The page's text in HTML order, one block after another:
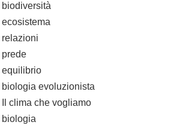
biodiversità
ecosistema
relazioni
prede
equilibrio
biologia evoluzionista
Il clima che vogliamo
biologia